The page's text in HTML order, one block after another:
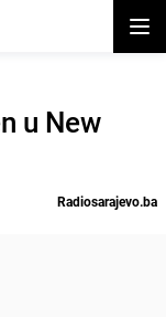
u New
Radiosarajevo.ba